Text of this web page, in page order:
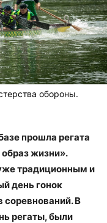
обороны.
прошла регата
жизни».
традиционным и
день гонок
соревнований. В
регаты, были